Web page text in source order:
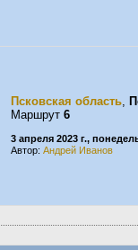
Псковская область,
Маршрут 6
3 апреля 2023 г.,
Автор: Андрей Иванов